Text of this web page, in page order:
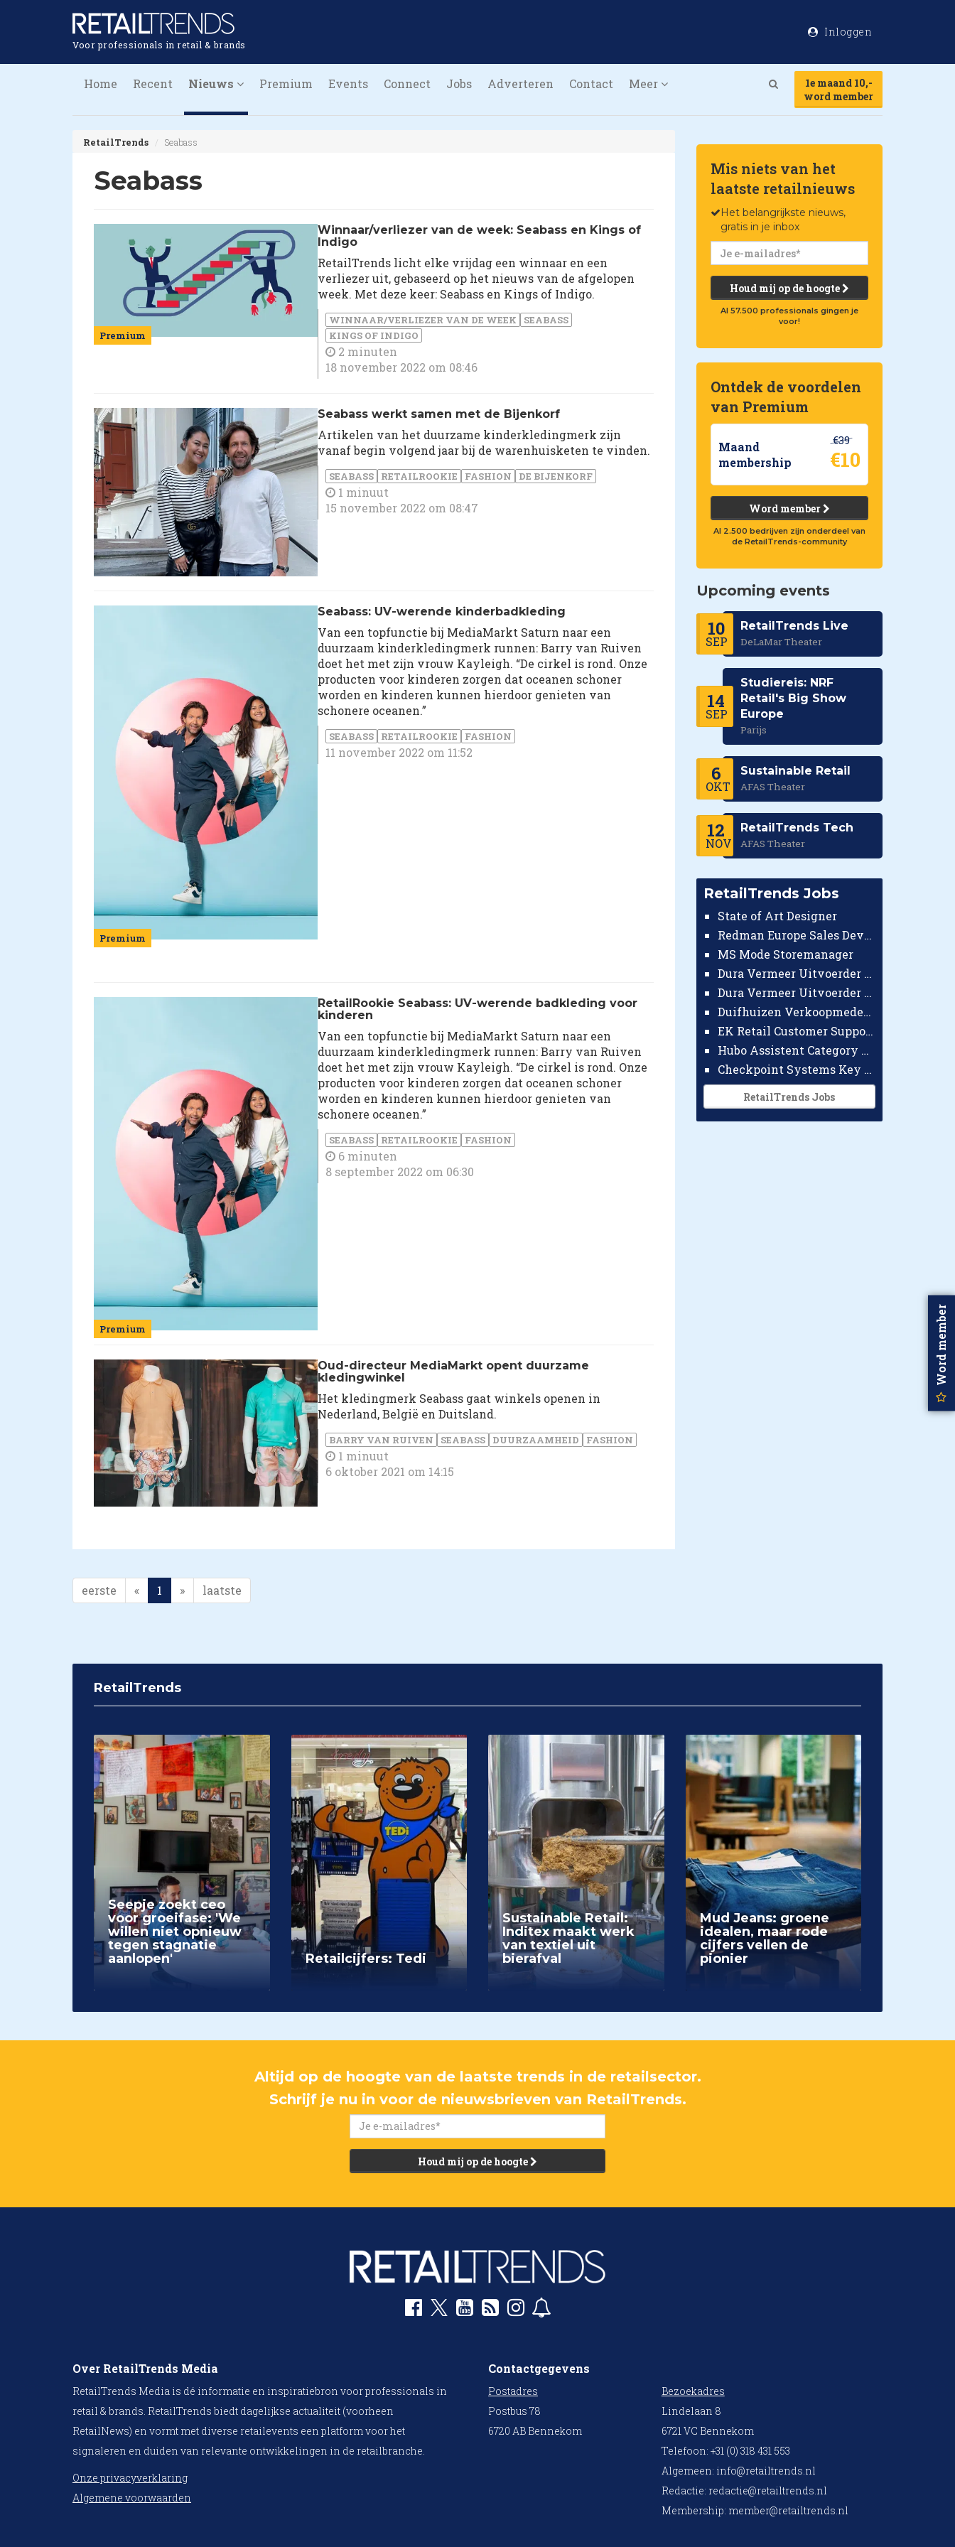
Voor professionals in retail & brands
Inloggen
Home Recent Nieuws Premium Events Connect Jobs Adverteren Contact Meer
1e maand 10,-
word member
RetailTrends Seabass
Seabass
Premium
Winnaar/verliezer van de week: Seabass en Kings of
Indigo
RetailTrends licht elke vrijdag een winnaar en een
verliezer uit, gebaseerd op het nieuws van de afgelopen
week. Met deze keer: Seabass en Kings of Indigo.
WINNAAR/VERLIEZER VAN DE WEEK
SEABASS
KINGS OF INDIGO
2 minuten
18 november 2022 om 08:46
Seabass werkt samen met de Bijenkorf
Artikelen van het duurzame kinderkledingmerk zijn
vanaf begin volgend jaar bij de warenhuisketen te vinden.
SEABASS RETAILROOKIE FASHION DE BIJENKORF
1 minuut
15 november 2022 om 08:47
Premium
Seabass: UV-werende kinderbadkleding
Van een topfunctie bij MediaMarkt Saturn naar een
duurzaam kinderkledingmerk runnen: Barry van Ruiven
doet het met zijn vrouw Kayleigh. “De cirkel is rond. Onze
producten voor kinderen zorgen dat oceanen schoner
worden en kinderen kunnen hierdoor genieten van
schonere oceanen.”
SEABASS RETAILROOKIE FASHION
11 november 2022 om 11:52
Premium
RetailRookie Seabass: UV-werende badkleding voor
kinderen
Van een topfunctie bij MediaMarkt Saturn naar een
duurzaam kinderkledingmerk runnen: Barry van Ruiven
doet het met zijn vrouw Kayleigh. “De cirkel is rond. Onze
producten voor kinderen zorgen dat oceanen schoner
worden en kinderen kunnen hierdoor genieten van
schonere oceanen.”
SEABASS RETAILROOKIE FASHION
6 minuten
8 september 2022 om 06:30
Oud-directeur MediaMarkt opent duurzame
kledingwinkel
Het kledingmerk Seabass gaat winkels openen in
Nederland, België en Duitsland.
BARRY VAN RUIVEN SEABASS DUURZAAMHEID FASHION
1 minuut
6 oktober 2021 om 14:15
eerste « 1 » laatste
Mis niets van het
laatste retailnieuws
Het belangrijkste nieuws,
gratis in je inbox
Houd mij op de hoogte
Al 57.500 professionals gingen je
voor!
Ontdek de voordelen
van Premium
Maand
membership
€39
€10
Word member
Al 2.500 bedrijven zijn onderdeel van
de RetailTrends-community
Upcoming events
10
SEP
RetailTrends Live
DeLaMar Theater
14
SEP
Studiereis: NRF
Retail's Big Show
Europe
Parijs
6
OKT
Sustainable Retail
AFAS Theater
12
NOV
RetailTrends Tech
AFAS Theater
RetailTrends Jobs
State of Art Designer
Redman Europe Sales Developer (Europe)
MS Mode Storemanager
Dura Vermeer Uitvoerder GWW Amsterdam
Dura Vermeer Uitvoerder Civiel Nijmegen
Duifhuizen Verkoopmedewerker Ridderkerk
EK Retail Customer Support Omnichannel
Hubo Assistent Category Manager
Checkpoint Systems Key Accountmanager Benelux
RetailTrends Jobs
RetailTrends
Seepje zoekt ceo
voor groeifase: 'We
willen niet opnieuw
tegen stagnatie
aanlopen'
Retailcijfers: Tedi
Sustainable Retail:
Inditex maakt werk
van textiel uit
bierafval
Mud Jeans: groene
idealen, maar rode
cijfers vellen de
pionier
Altijd op de hoogte van de laatste trends in de retailsector.
Schrijf je nu in voor de nieuwsbrieven van RetailTrends.
Houd mij op de hoogte
Over RetailTrends Media
RetailTrends Media is dé informatie en inspiratiebron voor professionals in
retail & brands. RetailTrends biedt dagelijkse actualiteit (voorheen
RetailNews) en vormt met diverse retailevents een platform voor het
signaleren en duiden van relevante ontwikkelingen in de retailbranche.
Onze privacyverklaring
Algemene voorwaarden
Contactgegevens
Postadres
Postbus 78
6720 AB Bennekom
Bezoekadres
Lindelaan 8
6721 VC Bennekom
Telefoon: +31 (0) 318 431 553
Algemeen: info@retailtrends.nl
Redactie: redactie@retailtrends.nl
Membership: member@retailtrends.nl
Word member